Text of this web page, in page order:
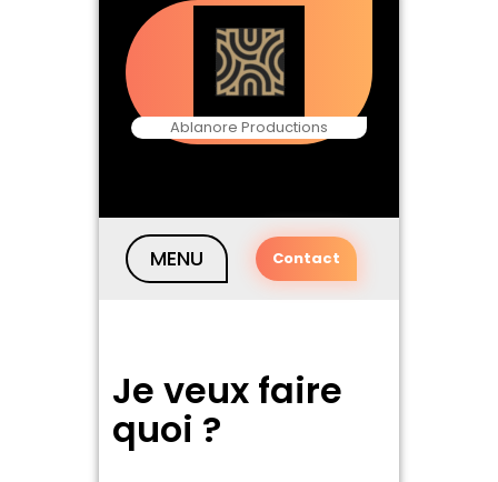
Ablanore Productions
MENU Contact
Je veux faire
quoi ?